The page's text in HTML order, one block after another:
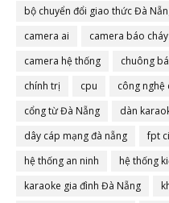
bộ chuyển đổi giao thức Đà
camera ai
camera báo cháy
camera hệ thống
chuông
chính trị
cpu công nghệ
cổng từ Đà Nẵng
dàn
dây cáp mạng đà nẵng
fpt
hệ thống an ninh
hệ thống
karaoke gia đình Đà Nẵng